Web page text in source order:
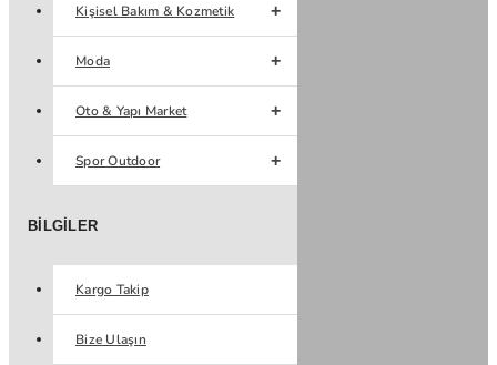
Kişisel Bakım & Kozmetik
Moda
Oto & Yapı Market
Spor Outdoor
BILGILER
Kargo Takip
Bize Ulaşın